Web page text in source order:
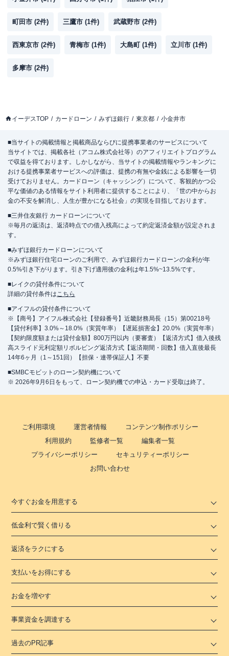
町田市 (2件) 三鷹市 (1件) 武蔵野市 (2件)
西東京市 (2件) 青梅市 (1件) 大島町 (1件) 立川市 (1件)
多摩市 (2件)
イーデスTOP カードローン みずほ銀行 東京都 小金井市
■当サイトの掲載情報と掲載商品ならびに提携事業者のサービスについて
当サイトでは、掲載各社（アコム株式会社等）のアフィリエイトプログラム
で収益を得ております。しかしながら、当サイトの掲載情報やランキングに
おける提携事業者サービスへの評価は、提携の有無や金銭による影響を一切
受けておりません。カードローン（キャッシング）について、客観的かつ公
平な価値のある情報をサイト利用者に提供することにより、「世の中からお
金の不安を解消し、人生が豊かになる社会」の実現を目指しております。
■三井住友銀行 カードローンについて
※毎月の返済は、返済時点での借入残高によって約定返済金額が設定されま
す。
■みずほ銀行カードローンについて
※みずほ銀行住宅ローンのご利用で、みずほ銀行カードローンの金利が年
0.5%引き下がります。引き下げ適用後の金利は年1.5%~13.5%です。
■レイクの貸付条件について
詳細の貸付条件はこちら
■アイフルの貸付条件について
※【商号】アイフル株式会社【登録番号】近畿財務局長（15）第00218号
【貸付利率】3.0%～18.0%（実質年率）【遅延損害金】20.0%（実質年率）
【契約限度額または貸付金額】800万円以内（要審査）【返済方式】借入後残
高スライド元利定額リボルビング返済方式【返済期間・回数】借入直後最長
14年6ヶ月（1～151回）【担保・連帯保証人】不要
■SMBCモビットのローン契約機について
※ 2026年9月6日をもって、ローン契約機での申込・カード受取は終了。
ご利用環境 運営者情報
コンテンツ制作ポリシー
利用規約
監修者一覧
編集者一覧
プライバシーポリシー
セキュリティーポリシー
お問い合わせ
今すぐお金を用意する
低金利で賢く借りる
返済をラクにする
支払いをお得にする
お金を増やす
事業資金を調達する
過去のPR記事